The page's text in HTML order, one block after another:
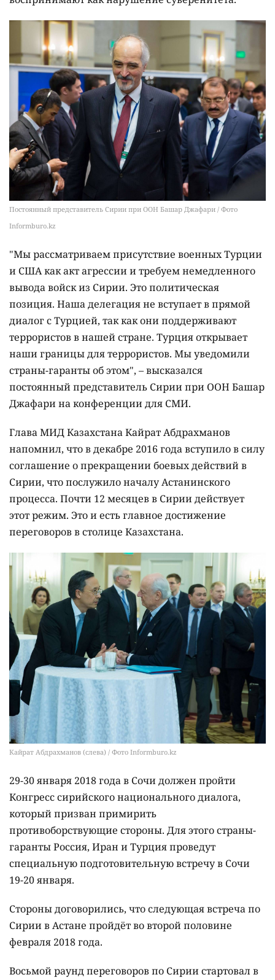
Постоянный представитель Сирии при ООН Башар Джафари / Фото
Informburo.kz
"Мы рассматриваем присутствие военных Турции
и США как акт агрессии и требуем немедленного
вывода войск из Сирии. Это политическая
позиция. Наша делегация не вступает в прямой
диалог с Турцией, так как они поддерживают
террористов в нашей стране. Турция открывает
наши границы для террористов. Мы уведомили
страны-гаранты об этом", – высказался
постоянный представитель Сирии при ООН Башар
Джафари на конференции для СМИ.
Глава МИД Казахстана Кайрат Абдрахманов
напомнил, что в декабре 2016 года вступило в силу
соглашение о прекращении боевых действий в
Сирии, что послужило началу Астанинского
процесса. Почти 12 месяцев в Сирии действует
этот режим. Это и есть главное достижение
переговоров в столице Казахстана.
Кайрат Абдрахманов (слева) / Фото Informburo.kz
29-30 января 2018 года в Сочи должен пройти
Конгресс сирийского национального диалога,
который призван примирить
противоборствующие стороны. Для этого страны-
гаранты Россия, Иран и Турция проведут
специальную подготовительную встречу в Сочи
19-20 января.
Стороны договорились, что следующая встреча по
Сирии в Астане пройдёт во второй половине
февраля 2018 года.
Восьмой раунд переговоров по Сирии стартовал в